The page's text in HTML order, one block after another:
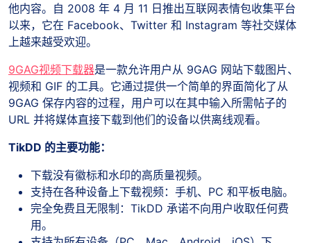
他内容。自 2008 年 4 月 11 日推出互联网表情包收集平台
以来，它在 Facebook、Twitter 和 Instagram 等社交媒体
上越来越受欢迎。
9GAG视频下载器是一款允许用户从 9GAG 网站下载图片、
视频和 GIF 的工具。它通过提供一个简单的界面简化了从
9GAG 保存内容的过程，用户可以在其中输入所需帖子的
URL 并将媒体直接下载到他们的设备以供离线观看。
TikDD 的主要功能：
下载没有徽标和水印的高质量视频。
支持在各种设备上下载视频：手机、PC 和平板电脑。
完全免费且无限制：TikDD 承诺不向用户收取任何费
用。